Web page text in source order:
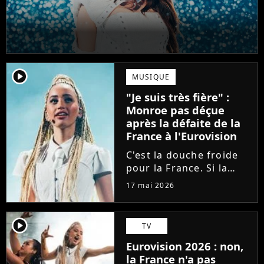
player2 MUSIQUE
"Je suis très fière" :
Monroe pas déçue
après la défaite de la
France à l'Eurovision
C'est la douche froide
pour la France. Si la
Bulgarie a déjoué tous
arrivant en tête à
l'Eurovision, la
chanteuse Monroe n'a
décroché que la 11ème
place. Elle réagit...
17 mai 2026
player2 TV
Eurovision 2026 : non,
la France n'a pas